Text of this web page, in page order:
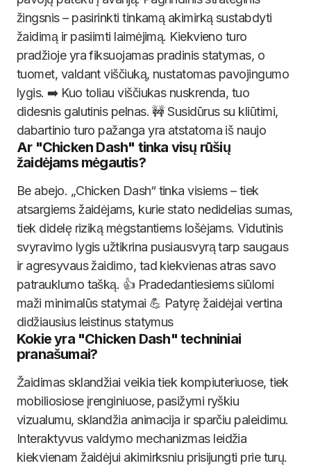
žingsnis – pasirinkti tinkamą akimirką sustabdyti
žaidimą ir pasiimti laimėjimą. Kiekvieno turo
pradžioje yra fiksuojamas pradinis statymas, o
tuomet, valdant viščiuką, nustatomas pavojingumo
lygis. ➡️ Kuo toliau viščiukas nuskrenda, tuo
didesnis galutinis pelnas. 🚧 Susidūrus su kliūtimi,
dabartinio turo pažanga yra atstatoma iš naujo
Ar "Chicken Dash" tinka visų rūšių
žaidėjams mėgautis?
Be abejo. „Chicken Dash“ tinka visiems – tiek
atsargiems žaidėjams, kurie stato nedidelias sumas,
tiek didelę riziką mėgstantiems lošėjams. Vidutinis
svyravimo lygis užtikrina pusiausvyrą tarp saugaus
ir agresyvaus žaidimo, tad kiekvienas atras savo
patrauklumo tašką. 👍 Pradedantiesiems siūlomi
maži minimalūs statymai 💪 Patyrę žaidėjai vertina
didžiausius leistinus statymus
Kokie yra "Chicken Dash" techniniai
pranašumai?
Žaidimas sklandžiai veikia tiek kompiuteriuose, tiek
mobiliosiose įrenginiuose, pasižymi ryškiu
vizualumu, sklandžia animacija ir sparčiu paleidimu.
Interaktyvus valdymo mechanizmas leidžia
kiekvienam žaidėjui akimirksniu prisijungti prie turų.